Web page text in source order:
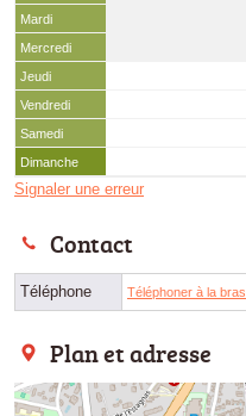
Mardi
Mercredi
Jeudi
Vendredi
Samedi
Dimanche
Signaler une erreur
Contact
Téléphone Téléphoner à la
Plan et adresse